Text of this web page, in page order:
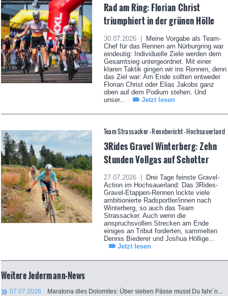
Rad am Ring: Florian Christ
triumphiert in der grünen Hölle
30.07.2026 |
Meine Vorgabe als Team-
Chef für das Rennen am Nürburgring war
eindeutig: Individuelle Ziele werden dem
Gesamtsieg untergeordnet. Mit einer
klaren Taktik gingen wir ins Rennen, denn
das Ziel war: Am Ende sollten entweder
Florian Christ oder Elias Jakobs ganz
oben auf dem Podium stehen. Und
unser...
Jetzt lesen
Team Strassacker - Rennbericht - Hochsauerland
3Rides Gravel Winterberg: Zehn
Stunden Vollgas auf Schotter
27.07.2026 |
Drei Tage feinste Gravel-
Action im Hochsauerland: Das 3Rides-
Gravel-Etappen-Rennen lockte viele
ambitionierte Radsportler/innen nach
Winterberg, so auch das Team
Strassacker. Auch wenn die
anspruchsvollen Strecken am Ende
einiges an Tribut forderten, sammelten
Dennis Biederer und Joshua Höllige...
Jetzt lesen
Weitere Jedermann-News
07.07.2026 Maratona dles Dolomites: Über sieben Pässe musst Du fahr´n...